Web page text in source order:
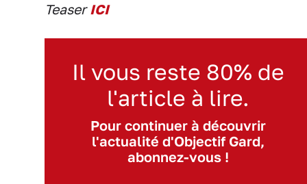
Teaser ICI
Il vous reste 80% de
l'article à lire.
Pour continuer à découvrir
l'actualité d'Objectif Gard,
abonnez-vous !